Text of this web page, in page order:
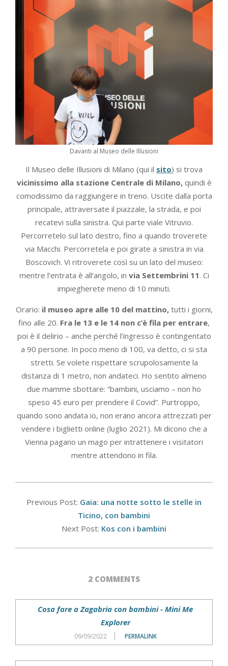
Davanti al Museo delle Illusioni
Il Museo delle Illusioni di Milano (qui il sito) si trova
vicinissimo alla stazione Centrale di Milano,quindi è
comodissimo da raggiungere in treno. Uscite dalla porta
principale, attraversate il piazzale, la strada, e poi
recatevi sulla sinistra. Qui parte viale Vitruvio.
Percorretelo sul lato destro, fino a quando troverete
via Macchi. Percorretela e poi girate a sinistra in via
Boscovich. Vi ritroverete così su un lato del museo:
mentre l’entrata è all’angolo, in via Settembrini 11. Ci
impiegherete meno di 10 minuti.
Orario: il museo apre alle 10 del mattino,tutti i giorni,
fino alle 20. Fra le 13 e le 14 non c’è fila per entrare,
poi è il delirio – anche perché l’ingresso è contingentato
a 90 persone. In poco meno di 100, va detto, ci si sta
stretti. Se volete rispettare scrupolosamente la
distanza di 1 metro, non andateci. Ho sentito almeno
due mamme sbottare: “bambini, usciamo – non ho
speso 45 euro per prendere il Covid”. Purtroppo,
quando sono andata io, non erano ancora attrezzati per
vendere i biglietti online (luglio 2021). Mi dicono che a
Vienna pagano un mago per intrattenere i visitatori
mentre attendono in fila.
Previous Post: Gaia: una notte sotto le stelle in
Ticino, con bambini
Next Post: Kos con i bambini
2 COMMENTS
Cosa fare a Zagabria con bambini - Mini Me
Explorer
09/09/2022 PERMALINK